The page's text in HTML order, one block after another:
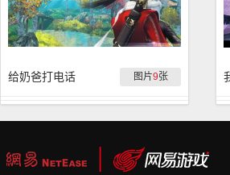
图片9张
给奶爸打电话